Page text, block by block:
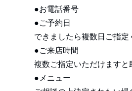
●お電話番号
●ご予約日
できましたら複数日ご指定
●ご来店時間
複数ご指定いただけますと
●メニュー